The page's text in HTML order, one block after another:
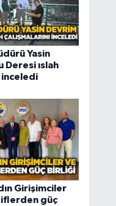
Yasin
Deresi ıslah
inceledi
Girişimciler
güç